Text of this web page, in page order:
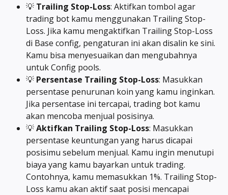
💡 Trailing Stop-Loss: Aktifkan tombol agar
trading bot kamu menggunakan Trailing Stop-
Loss. Jika kamu mengaktifkan Trailing Stop-Loss
di Base config, pengaturan ini akan disalin ke sini.
Kamu bisa menyesuaikan dan mengubahnya
untuk Config pools.
💡 Persentase Trailing Stop-Loss: Masukkan
persentase penurunan koin yang kamu inginkan.
Jika persentase ini tercapai, trading bot kamu
akan mencoba menjual posisinya.
💡 Aktifkan Trailing Stop-Loss: Masukkan
persentase keuntungan yang harus dicapai
posisimu sebelum menjual. Kamu ingin menutupi
biaya yang kamu bayarkan untuk trading.
Contohnya, kamu memasukkan 1%. Trailing Stop-
Loss kamu akan aktif saat posisi mencapai